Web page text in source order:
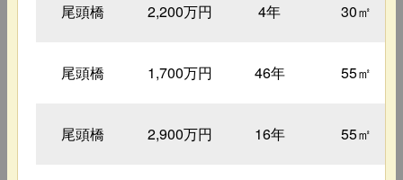
尾頭橋 2,200万円 4年 30㎡
尾頭橋 1,700万円 46年 55㎡
尾頭橋 2,900万円 16年 55㎡